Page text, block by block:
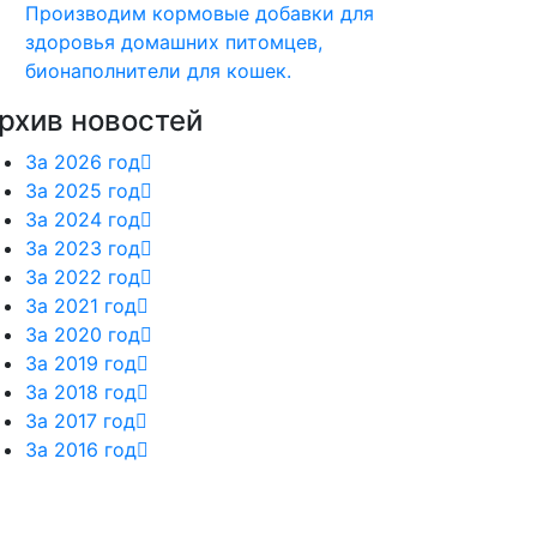
Производим кормовые добавки для
здоровья домашних питомцев,
бионаполнители для кошек.
новостей
За 2026 год
За 2025 год
За 2024 год
За 2023 год
За 2022 год
За 2021 год
За 2020 год
За 2019 год
За 2018 год
За 2017 год
За 2016 год